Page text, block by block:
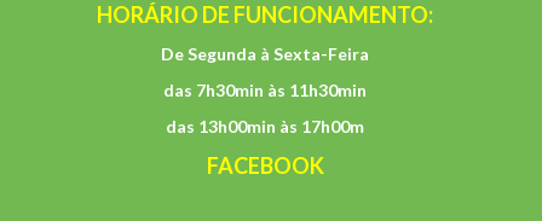
HORÁRIO DE FUNCIONAMENTO:
De Segunda à Sexta-Feira
das 7h30min às 11h30min
das 13h00min às 17h00m
FACEBOOK